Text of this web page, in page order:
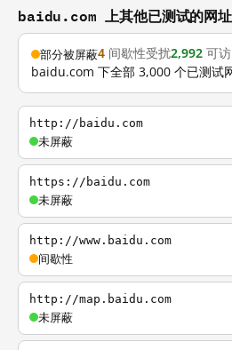
baidu.com 上其他已测试的网址
部分被屏蔽4 间歇性受扰2,992 可
baidu.com 下全部 3,000 个已测试
http://baidu.com
未屏蔽
https://baidu.com
未屏蔽
http://www.baidu.com
间歇性
http://map.baidu.com
未屏蔽